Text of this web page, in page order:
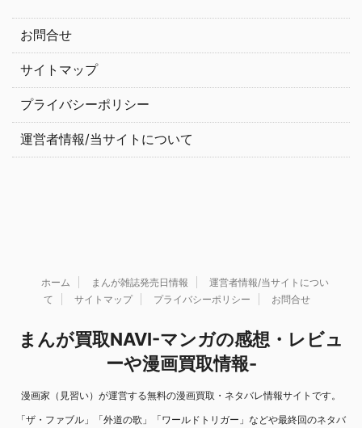
お問合せ
サイトマップ
プライバシーポリシー
運営者情報/当サイトについて
ホーム まんが雑誌発売日情報
運営者情報/当サイトについ
て
サイトマップ プライバシーポリシー お問合せ
まんが買取NAVI-マンガの感想・レビュ
ーや漫画買取情報-
漫画家（見習い）が運営する無料の漫画買取・ネタバレ情報サイトです。
「ザ・ファブル」「外道の歌」「ワールドトリガー」などや最終回のネタバ